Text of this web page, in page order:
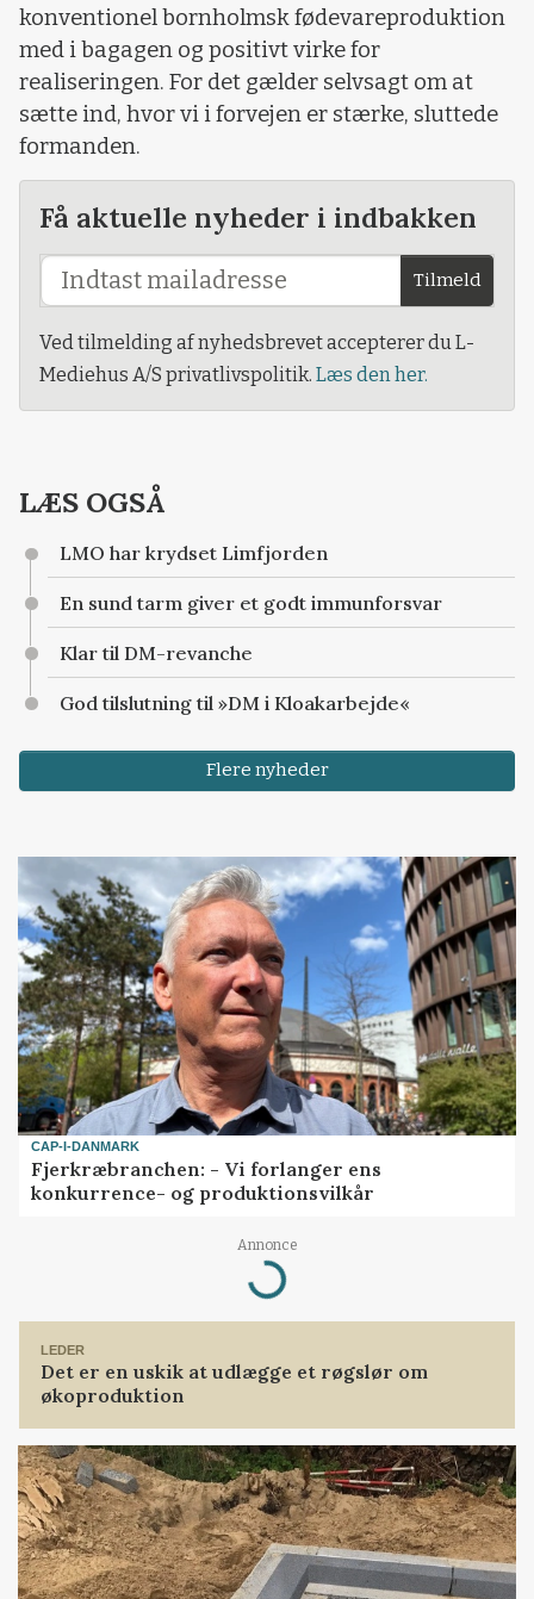
konventionel bornholmsk fødevareproduktion
med i bagagen og positivt virke for
realiseringen. For det gælder selvsagt om at
sætte ind, hvor vi i forvejen er stærke, sluttede
formanden.
Få aktuelle nyheder i indbakken
Tilmeld
Ved tilmelding af nyhedsbrevet accepterer du L-
Mediehus A/S privatlivspolitik. Læs den her.
LÆS OGSÅ
LMO har krydset Limfjorden
En sund tarm giver et godt immunforsvar
Klar til DM-revanche
God tilslutning til »DM i Kloakarbejde«
Flere nyheder
CAP-I-DANMARK
Fjerkræbranchen: - Vi forlanger ens
konkurrence- og produktionsvilkår
Annonce
Loading...
LEDER
Det er en uskik at udlægge et røgslør om
økoproduktion